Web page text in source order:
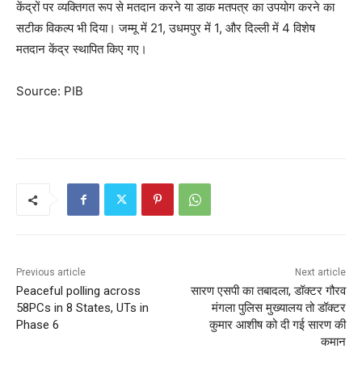
केंद्रों पर व्यक्तिगत रूप से मतदान करने या डाक मतपत्र का उपयोग करने का
सटीक विकल्प भी दिया। जम्मू में 21, उधमपुर में 1, और दिल्ली में 4 विशेष
मतदान केंद्र स्थापित किए गए।
Source: PIB
Previous article
Peaceful polling across
58PCs in 8 States, UTs in
Phase 6
Next article
सारण एसपी का तबादला, डॉक्टर गौरव
मंगला पुलिस मुख्यालय तो डॉक्टर
कुमार आशीष को दी गई सारण की
कमान